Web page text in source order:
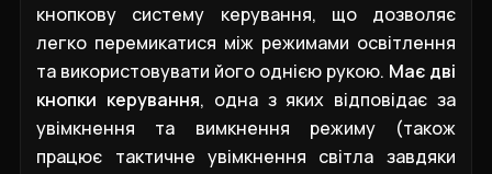
кнопкову систему керування, що дозволяє
легко перемикатися між режимами освітлення
та використовувати його однією рукою. Має дві
кнопки керування, одна з яких відповідає за
увімкнення та вимкнення режиму (також
працює тактичне увімкнення світла завдяки